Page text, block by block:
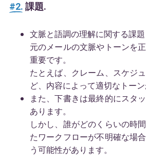
#2. 課題.
文脈と語調の理解に関する課題
元のメールの文脈やトーンを
重要です。
たとえば、クレーム、スケジ
ど、内容によって適切なトーン
また、下書きは最終的にスタ
あります。
しかし、誰がどのくらいの時
たワークフローが不明確な場
う可能性があります。